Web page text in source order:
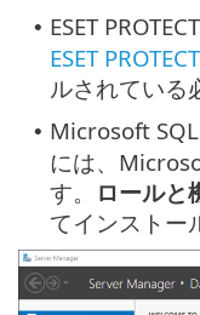
• ESET
ESET
ルされている
• Microsoft
には、
す。
ロールと
てインストー